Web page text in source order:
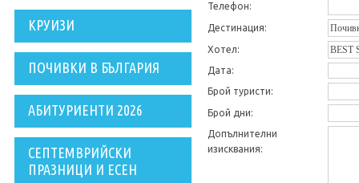
КРУИЗИ
ПОЧИВКИ В БЪЛГАРИЯ
АБИТУРИЕНТИ 2026
СЕПТЕМВРИЙСКИ
ПРАЗНИЦИ И ЕСЕН
Телефон:
Дестинация:
Хотел:
Дата:
Брой туристи:
Брой дни:
Допълнителни
изисквания: